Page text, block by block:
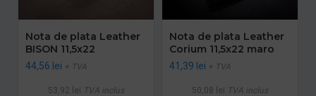
Nota de plata Leather
BISON 11,5x22
44,56 lei + TVA
53,92 lei TVA inclus
Nota de plata Leather
Corium 11,5x22 maro
41,39 lei + TVA
50,08 lei TVA inclus